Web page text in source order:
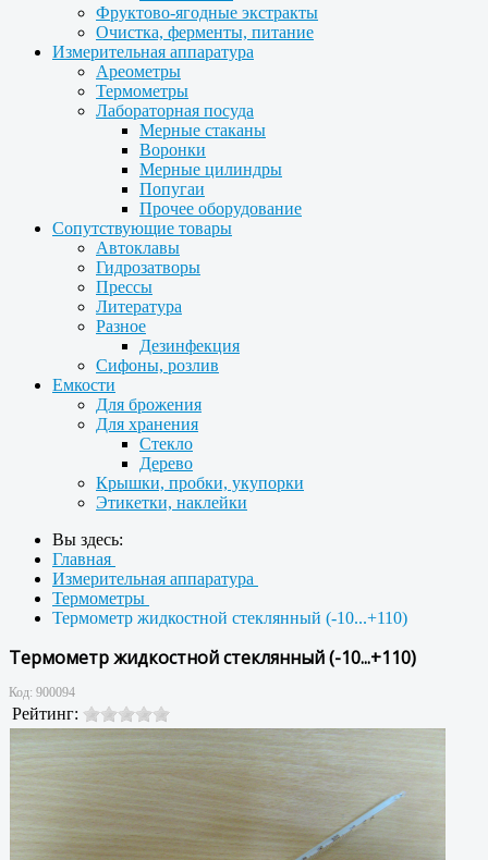
Фруктово-ягодные экстракты
Очистка, ферменты, питание
Измерительная аппаратура
Ареометры
Термометры
Лабораторная посуда
Мерные стаканы
Воронки
Мерные цилиндры
Попугаи
Прочее оборудование
Сопутствующие товары
Автоклавы
Гидрозатворы
Прессы
Литература
Разное
Дезинфекция
Сифоны, розлив
Емкости
Для брожения
Для хранения
Стекло
Дерево
Крышки, пробки, укупорки
Этикетки, наклейки
Вы здесь:
Главная
Измерительная аппаратура
Термометры
Термометр жидкостной стеклянный (-10...+110)
Термометр жидкостной стеклянный (-10...+110)
Код: 900094
Рейтинг: